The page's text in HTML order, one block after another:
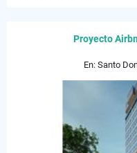
Proyecto
En: Santo